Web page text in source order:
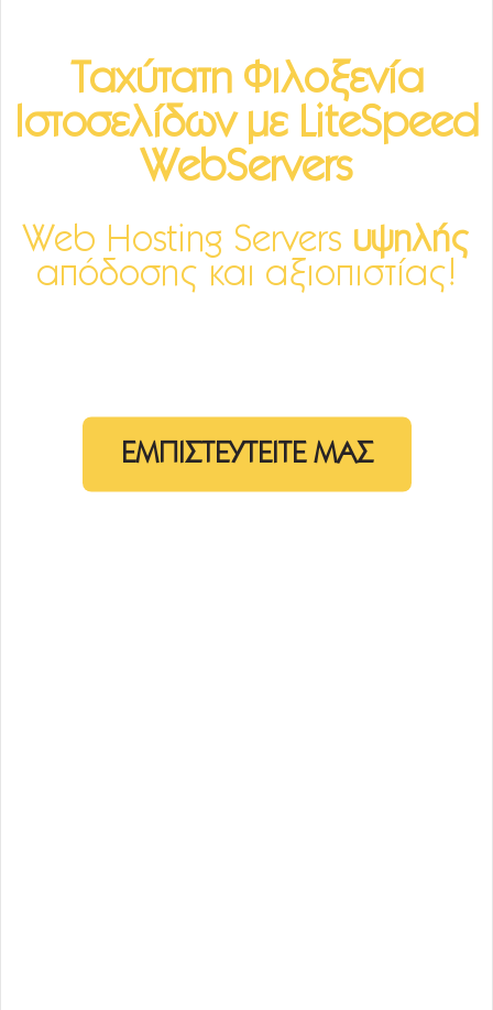
Ταχύτατη Φιλοξενία
Ιστοσελίδων με LiteSpeed
WebServers
Web Hosting Servers υψηλής
απόδοσης και αξιοπιστίας!
EMΠΙΣΤΕΥΤΕΙΤΕ ΜΑΣ